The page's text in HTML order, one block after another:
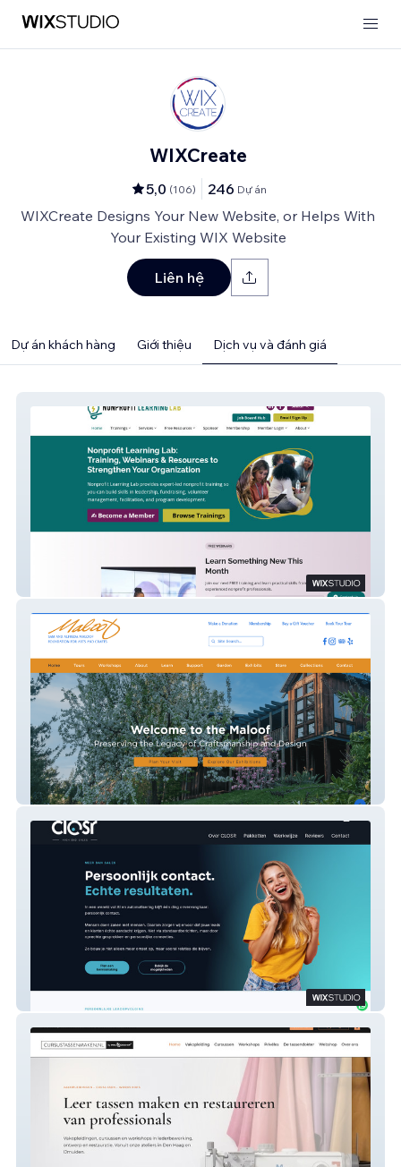
WIXCreate
5,0 (106) 246 Dự án
WIXCreate Designs Your New Website, or Helps With
Your Existing WIX Website
Liên hệ
Dự án khách hàng Giới thiệu Dịch vụ và đánh giá
Nonprofit Learning Lab
Maloof Foundation